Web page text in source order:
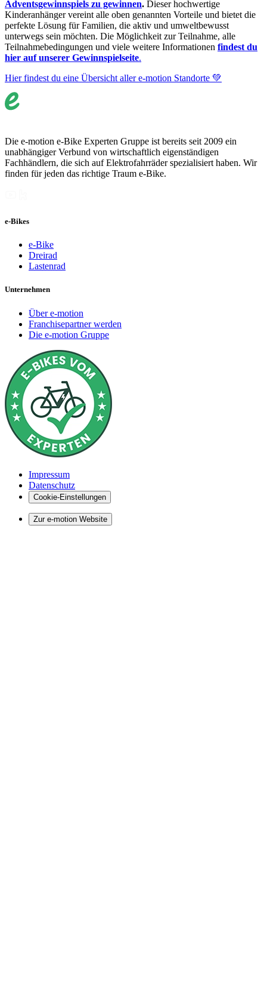
Adventsgewinnspiels zu gewinnen. Dieser hochwertige
Kinderanhänger vereint alle oben genannten Vorteile und bietet die
perfekte Lösung für Familien, die aktiv und umweltbewusst
unterwegs sein möchten. Die Möglichkeit zur Teilnahme, alle
Teilnahmebedingungen und viele weitere Informationen findest du
hier auf unserer Gewinnspielseite.
Hier findest du eine Übersicht aller e-motion Standorte 💚
Die e-motion e-Bike Experten Gruppe ist bereits seit 2009 ein
unabhängiger Verbund von wirtschaftlich eigenständigen
Fachhändlern, die sich auf Elektrofahrräder spezialisiert haben. Wir
finden für jeden das richtige Traum e-Bike.
e-Bikes
e-Bike
Dreirad
Lastenrad
Unternehmen
Über e-motion
Franchisepartner werden
Die e-motion Gruppe
Impressum
Datenschutz
Cookie-Einstellungen
Zur e-motion Website